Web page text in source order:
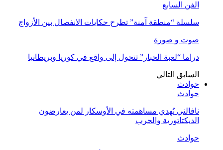
الفن السابع
سلسلة “منطقة آمنة” تطرح حكايات الانفصال بين الأزواج
صوت و صورة
دراما “لعبة الحبار” تتحول إلى واقع في كوريا وبريطانيا
السابق التالي
حوادث
حوادث
نافالني يُهدي مساهمته في الأوسكار لمن يعارضون
الديكتاتورية والحرب
حوادث